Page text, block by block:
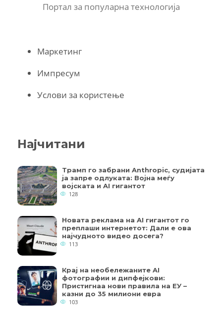
Портал за популарна технологија
Маркетинг
Импресум
Услови за користење
Најчитани
Трамп го забрани Anthropic, судијата
ја запре одлуката: Војна меѓу
војската и AI гигантот
128
Новата реклама на AI гигантот го
преплаши интернетот: Дали е ова
најчудното видео досега?
113
Крај на необележаните AI
фотографии и дипфејкови:
Пристигнаа нови правила на ЕУ –
казни до 35 милиони евра
103